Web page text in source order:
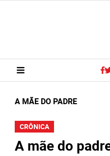
A MÃE DO PADRE
CRÔNICA
A mãe do